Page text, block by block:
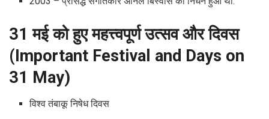
31 मई को हुए महत्त्वपूर्ण उत्सव और दिवस
(Important Festival and Days on
31 May)
विश्व तंबाकू निषेध दिवस